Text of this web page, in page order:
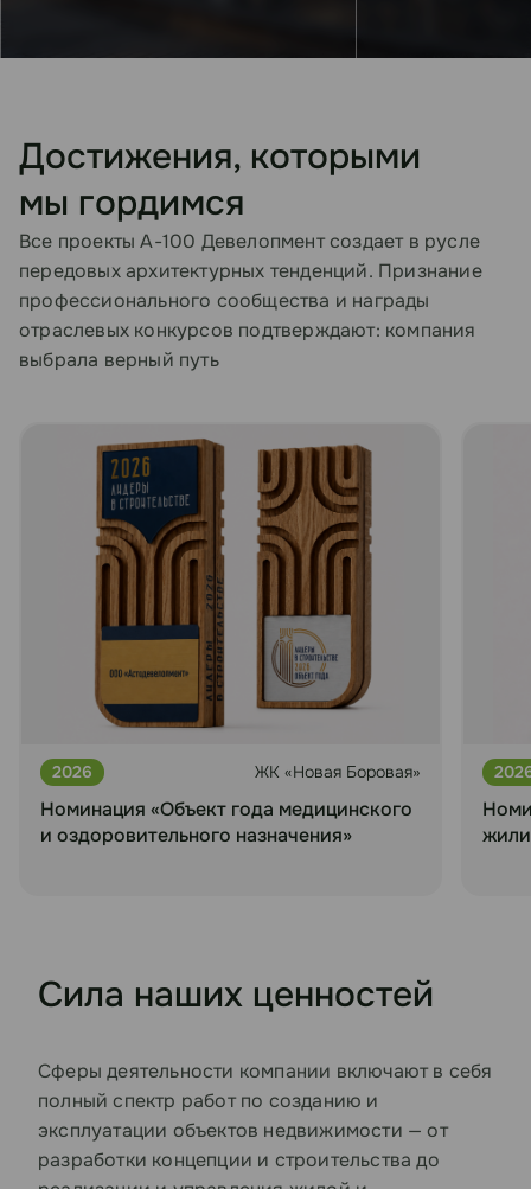
Достижения, которыми
мы гордимся
Все проекты А-100 Девелопмент создает в русле
передовых архитектурных тенденций. Признание
профессионального сообщества и награды
отраслевых конкурсов подтверждают: компания
выбрала верный путь
2026 ЖК «Новая Боровая»
Номинация «Объект года медицинского
и оздоровительного назначения»
Сила наших ценностей
Сферы деятельности компании включают в себя
полный спектр работ по созданию и
эксплуатации объектов недвижимости — от
разработки концепции и строительства до